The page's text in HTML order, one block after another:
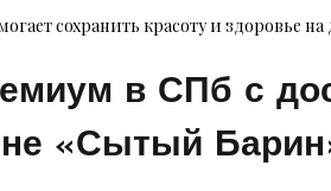
сохранить красоту и здоровье на
в СПб с
«Сытый